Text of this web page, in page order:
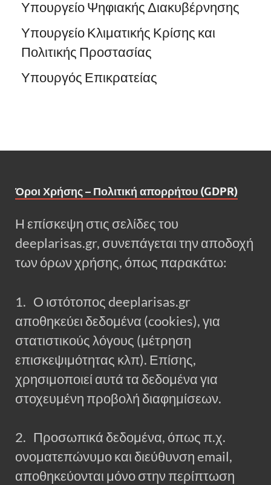
Υπουργείο Ψηφιακής Διακυβέρνησης
Υπουργείο Κλιματικής Κρίσης και
Πολιτικής Προστασίας
Υπουργός Επικρατείας
Όροι Χρήσης – Πολιτική απορρήτου (GDPR)
Η επίσκεψη στις σελίδες του
deeplarisas.gr, συνεπάγεται την αποδοχή
των όρων χρήσης, όπως παρακάτω:
1. Ο ιστότοπος deeplarisas.gr
αποθηκεύει δεδομένα (cookies), για
στατιστικούς λόγους (μέτρηση
επισκεψιμότητας κλπ). Επίσης,
χρησιμοποιεί αυτά τα δεδομένα για
στοχευμένη προβολή διαφημίσεων.
2. Προσωπικά δεδομένα, όπως π.χ.
ονοματεπώνυμο και διεύθυνση email,
αποθηκεύονται μόνο στην περίπτωση